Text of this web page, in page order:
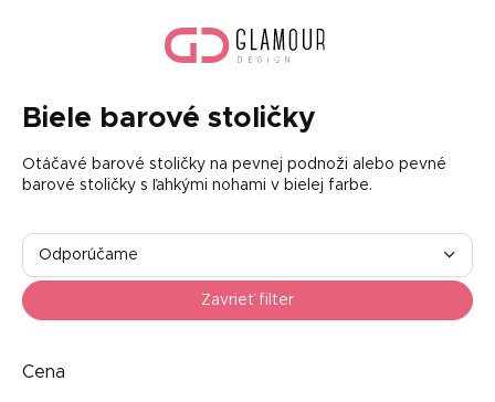
Biele barové stoličky
Otáčavé barové stoličky na pevnej podnoži alebo pevné
barové stoličky s ľahkými nohami v bielej farbe.
R
d
e
n
e
Odporúčame
Najpredávanejšie
Zavrieť filter
Cena